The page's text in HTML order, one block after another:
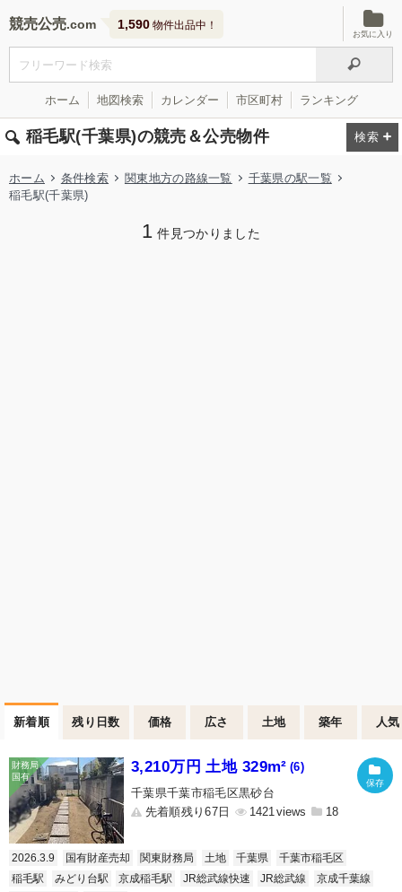
競売公売 1,590 物件出品中！
お気に入り
ホーム 地図検索 カレンダー 市区町村 ランキング
稲毛駅(千葉県)の競売＆公売物件
ホーム 条件検索 関東地方の路線一覧
千葉県の駅一覧
稲毛駅(千葉県)
1 件見つかりました
新着順 残り日数 価格 広さ 土地 築年 人気
3,210万円 土地 329m² (6)
千葉県千葉市稲毛区黒砂台
先着順残り67日
1421 18
2026.3.9 国有財産売却 関東財務局 土地 千葉県
千葉市稲毛区
稲毛駅
みどり台駅 京成稲毛駅 JR総武線快速 JR総武線
京成千葉線